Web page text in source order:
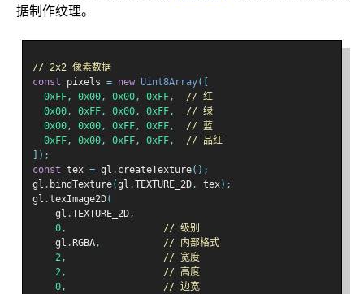
据制作纹理。
// 2x2 像素数据
const pixels = new Uint8Array([
0xFF, 0x00, 0x00, 0xFF,
// 红
0x00, 0xFF, 0x00, 0xFF,
// 绿
0x00, 0x00, 0xFF, 0xFF,
// 蓝
0xFF, 0x00, 0xFF, 0xFF,
// 品红
]);
const tex = gl . createTexture();
gl . bindTexture(gl .TEXTURE_2D, tex);
gl .texImage2D(
    gl
.TEXTURE_2D,
0,
// 级别
    gl
. RGBA,
// 内部格式
2,
// 宽度
2,
// 高度
0, // 边宽